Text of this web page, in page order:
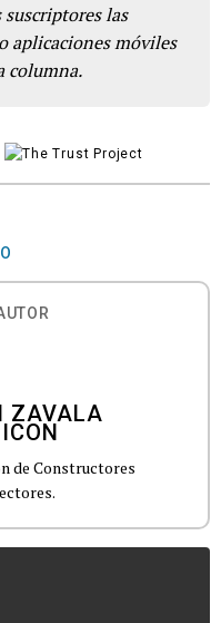
las
aplicaciones móviles
columna.
ZAVALA
de Constructores